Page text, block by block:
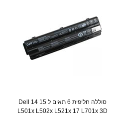
סוללה חליפית 6 תאים ל Dell 14 15
L501x L502x L521x 17 L701x 3D